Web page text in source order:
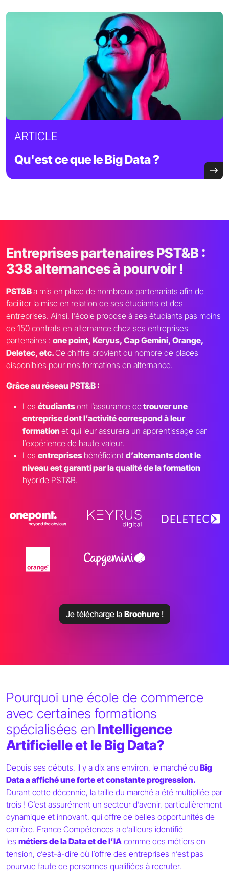
ARTICLE
Qu'est ce que le Big Data ?
Entreprises partenaires PST&B :
338 alternances à pourvoir !
PST&Ba mis en place de nombreux partenariats afin de
faciliter la mise en relation de ses étudiants et des
entreprises. Ainsi, l'école propose à ses étudiants pas moins
de 150 contrats en alternance chez ses entreprises
partenaires : one point, Keryus, Cap Gemini, Orange,
Deletec, etc.Ce chiffre provient du nombre de places
disponibles pour nos formations en alternance.
Grâce au réseau PST&B :
Les étudiantsont l’assurance detrouver une
entreprise dont l’activité correspond à leur
formation et qui leur assurera un apprentissage par
l’expérience de haute valeur.
Les entreprises bénéficient d’alternants dont le
niveau est garanti par la qualité de la formation
hybride PST&B.
Je télécharge la Brochure!
Pourquoi une école de commerce
avec certaines formations
spécialisées en Intelligence
Artificielle et le Big Data?
Depuis ses débuts, il y a dix ans environ, le marché du Big
Data a affiché une forte et constante progression.
Durant cette décennie, la taille du marché a été multipliée par
trois ! C’est assurément un secteur d’avenir, particulièrement
dynamique et innovant, qui offre de belles opportunités de
carrière. France Compétences a d’ailleurs identifié
les métiers de la Data et de l’IA comme des métiers en
tension, c’est-à-dire où l’offre des entreprises n’est pas
pourvue faute de personnes qualifiées à recruter.